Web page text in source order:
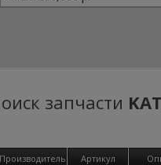
запчасти
Производитель Артикул